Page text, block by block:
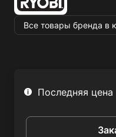
Температура
Преимущества Ryobi
Зарядная станция
аккумуляторами 18В
Все товары бренда в
Последняя цена